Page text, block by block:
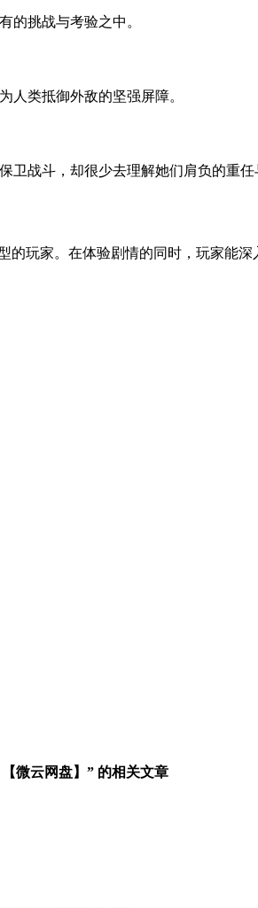
的挑战与考验之中。
人类抵御外敌的坚强屏障。
战斗，却很少去理解她们肩负的重任
的玩家。在体验剧情的同时，玩家能
微云网盘】” 的相关文章